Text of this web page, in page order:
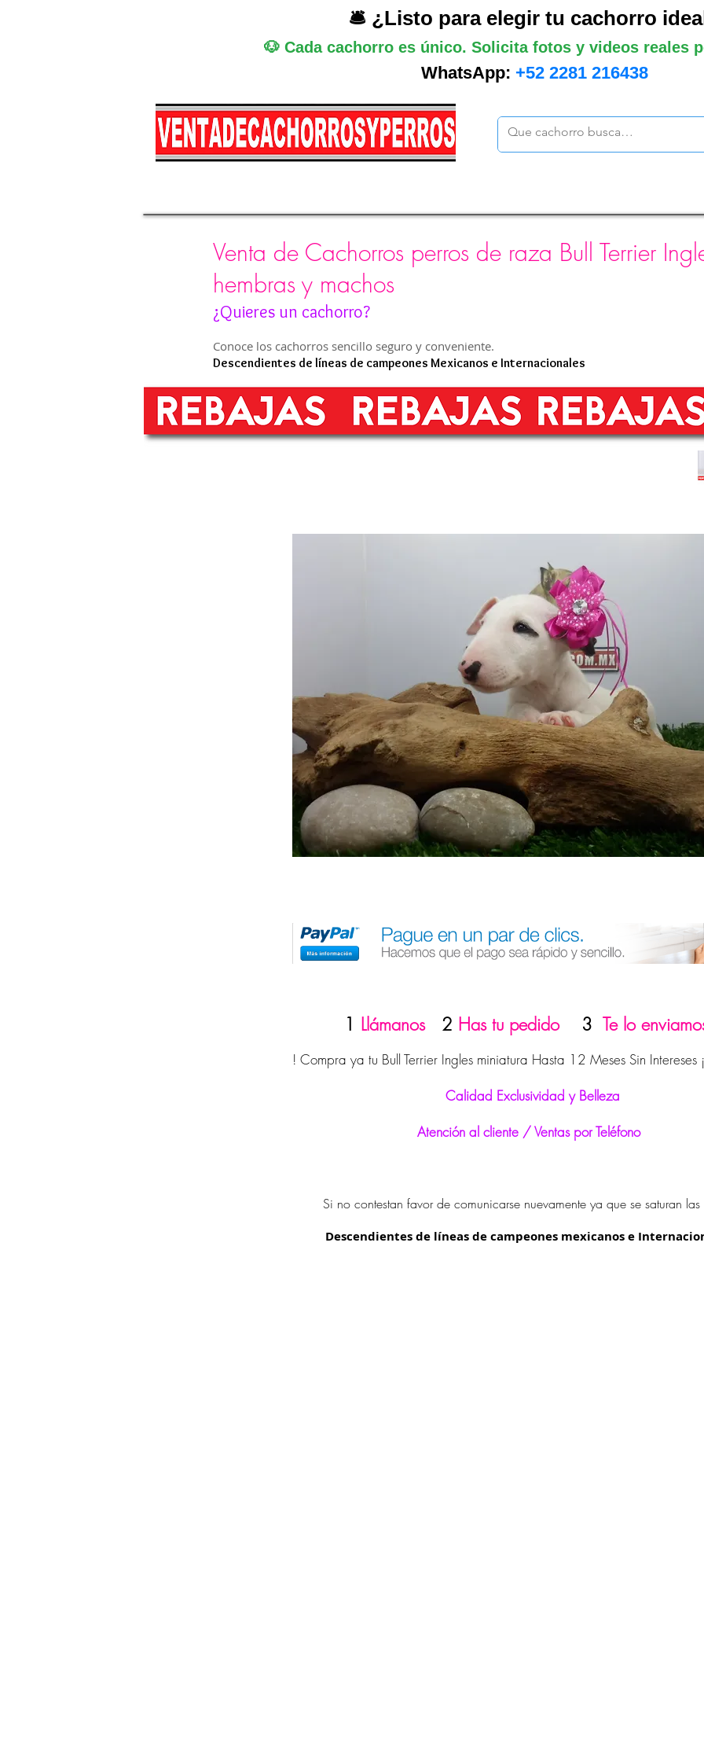
🛎️ ¿Listo para elegir tu cachorro
🐶 Cada cachorro es único. Solicita fotos y videos reales
WhatsApp: +52 2281 216438
Venta de Cachorros perros de raza Bull Terrier
hembras y machos
¿Quieres un cachorro?
Conoce los cachorros sencillo seguro y conveniente.
Descendientes de líneas de campeones Mexicanos e Internacionales
1 Llámanos 2 Has tu pedido3 Te lo
! Compra ya tu Bull Terrier Ingles miniatura Hasta 12 Meses Sin Intereses
Calidad Exclusividad y Belleza
Atención al cliente / Ventas por Teléfono
Si no contestan favor de comunicarse nuevamente ya que se saturan las
Descendientes de líneas de campeones mexicanos e